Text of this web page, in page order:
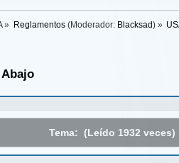
» Reglamentos(Moderador: Blacksad ) »
Abajo
Tema: (Leído 1932 veces)